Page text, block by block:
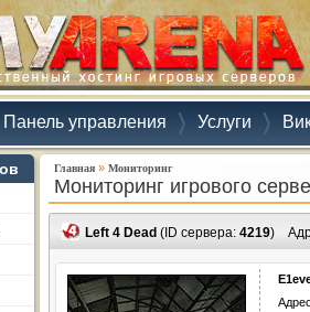
Панель управления Услуги
Главная » Мониторинг
Мониторинг игрового
Left 4 Dead (ID сервера: 4219)